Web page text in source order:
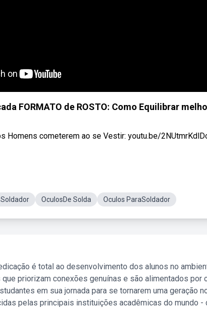
FORMATO de ROSTO: Como Equilibrar
Homens cometerem ao se Vestir: youtu.be/
OculosDe Solda Oculos ParaSoldador
é total ao desenvolvimento dos alunos no
priorizam conexões genuínas e são alimentados por
em sua jornada para se tornarem uma geração
pelas principais instituições acadêmicas do mundo -